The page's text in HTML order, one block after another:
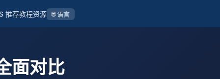
推荐教程资源 🌐 语言
面对比